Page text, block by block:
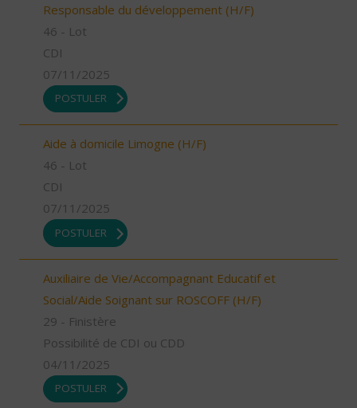
Responsable du développement (H/F)
46 - Lot
CDI
07/11/2025
POSTULER
Aide à domicile Limogne (H/F)
46 - Lot
CDI
07/11/2025
POSTULER
Auxiliaire de Vie/Accompagnant Educatif et
Social/Aide Soignant sur ROSCOFF (H/F)
29 - Finistère
Possibilité de CDI ou CDD
04/11/2025
POSTULER